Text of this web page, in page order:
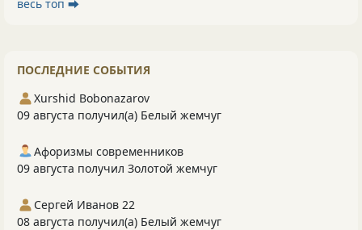
весь топ ⮕
ПОСЛЕДНИЕ СОБЫТИЯ
Xurshid Bobonazarov
09 августа получил(а) Белый жемчуг
Афоризмы современников
09 августа получил Золотой жемчуг
Сергей Иванов 22
08 августа получил(а) Белый жемчуг